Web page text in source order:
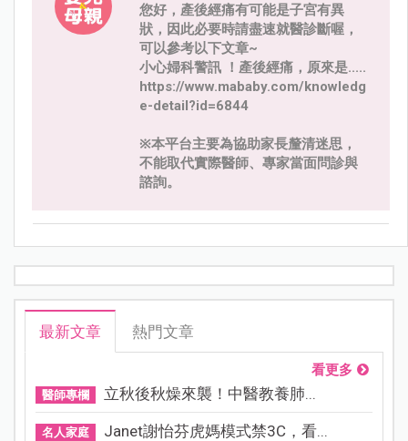
您好，產後經痛有可能是子宮有異
狀，因此必要時請盡速就醫診斷喔，
可以參考以下文章~
小心婦科警訊 ！產後經痛，原來是.....
https://www.mababy.com/knowledg
e-detail?id=6844
※本平台主要為協助家長釐清迷思，
不能取代實際醫師、專家當面問診與
諮詢。
最新文章 熱門文章
看更多
醫師專欄 立秋後秋燥來襲！中醫教養肺...
名人家庭 Janet謝怡芬虎媽模式禁3C，看...